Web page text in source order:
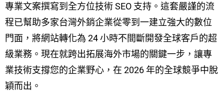
專業文案撰寫到全方位技術 SEO 支持。這套嚴謹的流
程已幫助多家台灣外銷企業從零到一建立強大的數位
門面，將網站轉化為 24 小時不間斷開發全球客戶的超
級業務。現在就跨出拓展海外市場的關鍵一步，讓專
業技術支撐您的企業野心，在 2026 年的全球競爭中脫
穎而出。